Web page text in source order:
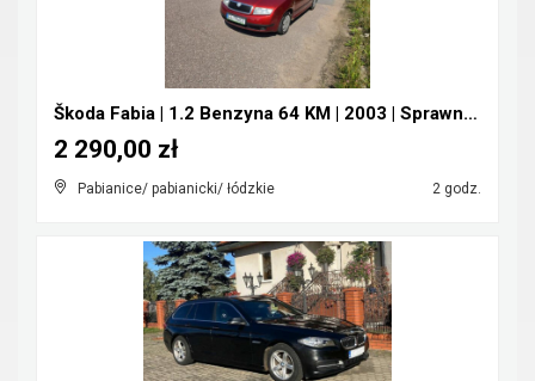
Škoda Fabia | 1.2 Benzyna 64 KM | 2003 | Sprawna |...
Pabianice/ pabianicki/ łódzkie 2 godz.
2 290,00 zł